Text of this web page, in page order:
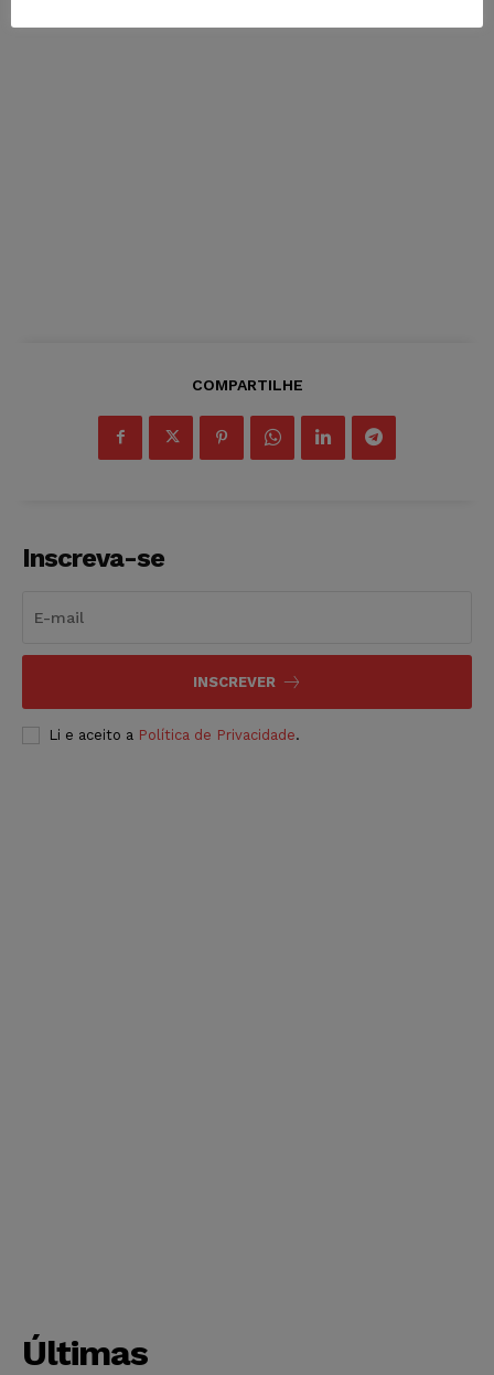
COMPARTILHE
Inscreva-se
INSCREVER
Li e aceito a Política de Privacidade.
Últimas